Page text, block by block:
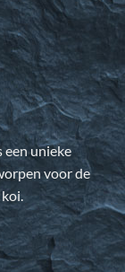
unieke
voor de